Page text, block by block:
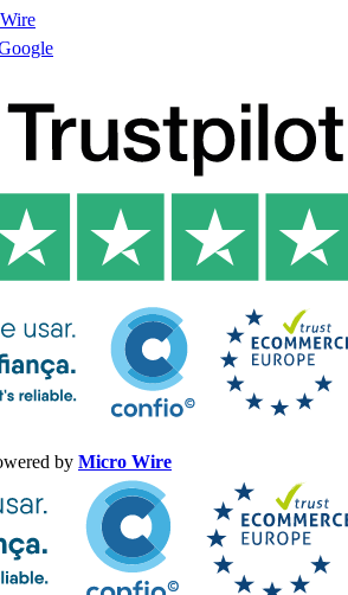
by Micro Wire